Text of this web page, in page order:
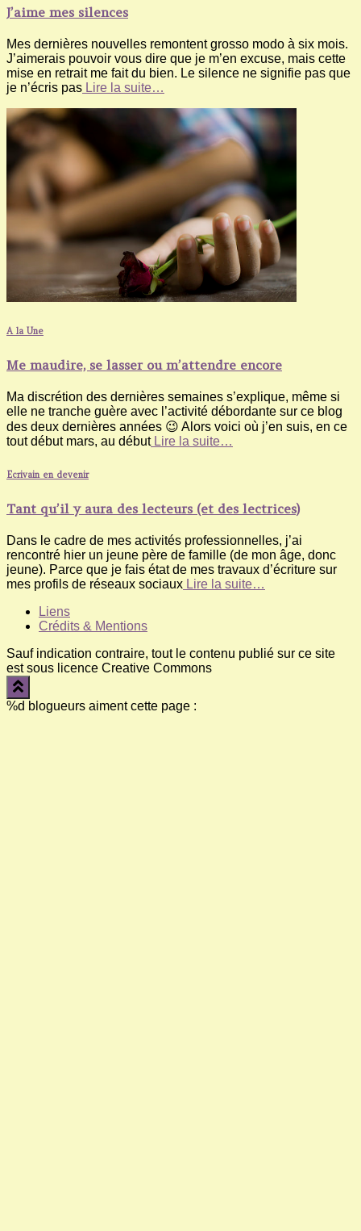
J’aime mes silences
Mes dernières nouvelles remontent grosso modo à six mois.
J’aimerais pouvoir vous dire que je m’en excuse, mais cette
mise en retrait me fait du bien. Le silence ne signifie pas que
je n’écris pas Lire la suite…
A la Une
Me maudire, se lasser ou m’attendre encore
Ma discrétion des dernières semaines s’explique, même si
elle ne tranche guère avec l’activité débordante sur ce blog
des deux dernières années 😉 Alors voici où j’en suis, en ce
tout début mars, au débutLire la suite…
Ecrivain en devenir
Tant qu’il y aura des lecteurs (et des lectrices)
Dans le cadre de mes activités professionnelles, j’ai
rencontré hier un jeune père de famille (de mon âge, donc
jeune). Parce que je fais état de mes travaux d’écriture sur
mes profils de réseaux sociaux Lire la suite…
Liens
Crédits & Mentions
Sauf indication contraire, tout le contenu publié sur ce site
est sous licence Creative Commons
%d blogueurs aiment cette page :